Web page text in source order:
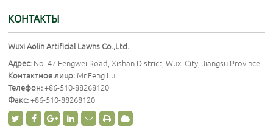
КОНТАКТЫ
Wuxi Aolin Artificial Lawns Co.,Ltd.
Адрес: No. 47 Fengwei Road, Xishan District, Wuxi City, Jiangsu Province
Контактное лицо: Mr.Feng Lu
Телефон: +86-510-88268120
Факс: +86-510-88268120